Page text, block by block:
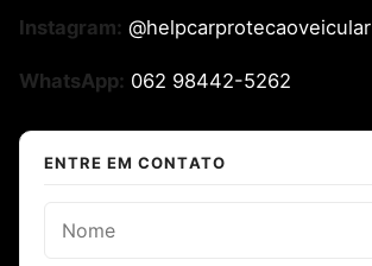
Instagram: @helpcarprotecaoveicular
WhatsApp: 062 98442-5262
ENTRE EM CONTATO